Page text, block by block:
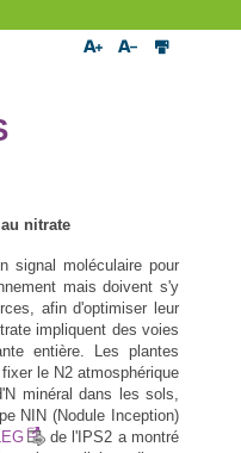
nitrate
signal moléculaire pour
mais doivent s'y
afin d'optimiser leur
impliquent des voies
entière. Les plantes
le N2 atmosphérique
minéral dans les sols,
NIN (Nodule Inception)
de l'IPS2 a montré